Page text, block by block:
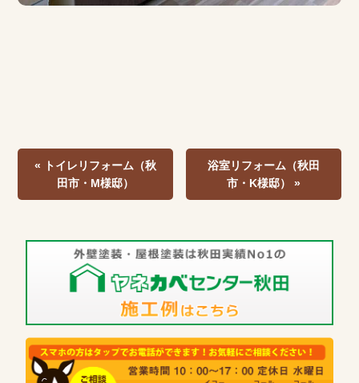
« トイレリフォーム（秋
田市・M様邸）
浴室リフォーム（秋田
市・K様邸） »